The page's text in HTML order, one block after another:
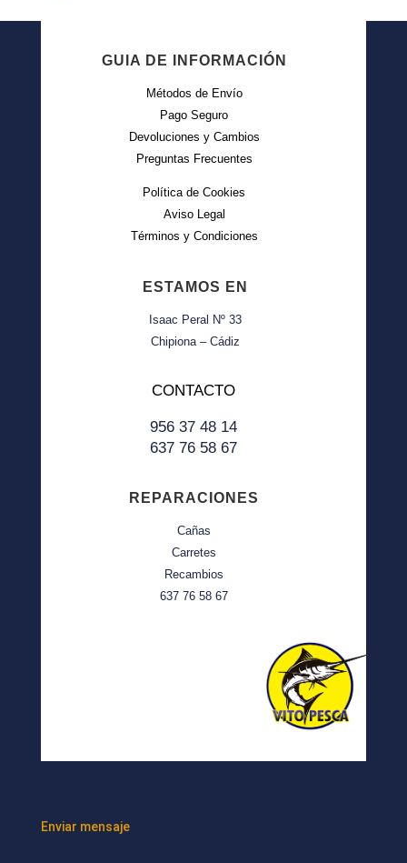
GUIA DE INFORMACIÓN
Métodos de Envío
Pago Seguro
Devoluciones y Cambios
Preguntas Frecuentes
Política de Cookies
Aviso Legal
Términos y Condiciones
ESTAMOS EN
Isaac Peral Nº 33
Chipiona – Cádiz
CONTACTO
956 37 48 14
637 76 58 67
REPARACIONES
Cañas
Carretes
Recambios
637 76 58 67
Enviar mensaje